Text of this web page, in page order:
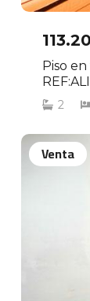
Piso
2
Venta